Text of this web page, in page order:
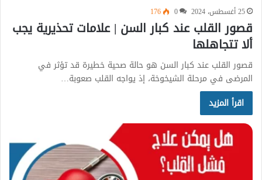
25 أغسطس، 2024 0
176
قصور القلب عند كبار السن | علامات تحذيرية يجب
ألا تتجاهلها
قصور القلب عند كبار السن هو حالة صحية خطيرة قد تؤثر في
المرضى في مرحلة الشيخوخة، إذ يواجه القلب صعوبة…
اقرأ المزيد